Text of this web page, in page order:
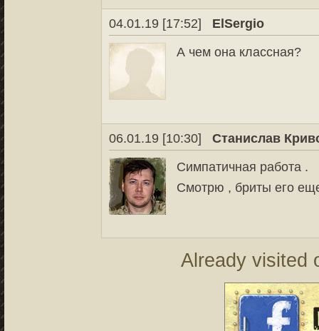
04.01.19 [17:52]
ElSergio
А чем она классная?
06.01.19 [10:30]
Станислав
Симпатичная работа .
Смотрю , бриты его
Already visited